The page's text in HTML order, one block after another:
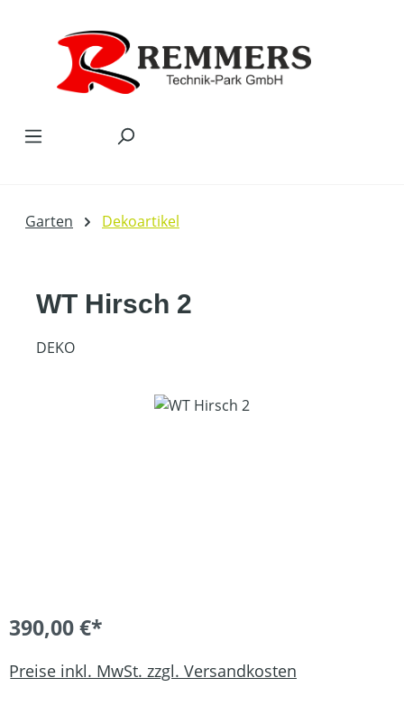
Garten Dekoartikel
WT Hirsch 2
DEKO
Bildergalerie überspringen
390,00 €*
Preise inkl. MwSt. zzgl. Versandkosten